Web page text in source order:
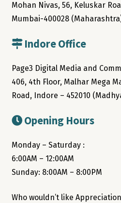
Mohan Nivas, 56, Keluskar
Mumbai-400028
Indore Office
Page3 Digital Media and
406, 4th Floor, Malhar Mega
Road, Indore – 452010
Opening Hours
Monday – Saturday :
6:00AM – 12:00AM
Sunday: 8:00AM – 8:00PM
Who wouldn’t like